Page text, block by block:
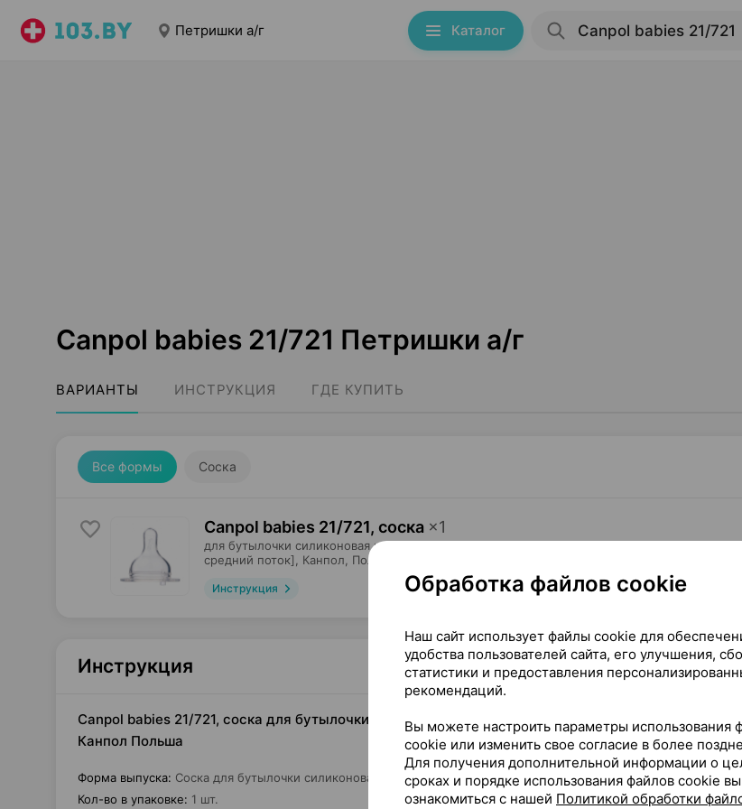
Петришки а/г Каталог
Canpol babies 21/721 Петришки а/г
ВАРИАНТЫ ИНСТРУКЦИЯ ГДЕ КУПИТЬ
Все формы Соска
Canpol babies 21/721, соска ×1
для бутылочки силиконовая круглая [для широкого горлышка;
средний поток],
Канпол , Польша
Инструкция
Где купить
Инструкция
Canpol babies 21/721, соска для бутылочки силиконовая круглая [для широкого горлышка;
Канпол Польша
Форма выпуска: Соска для бутылочки силиконовая круглая [для широкого горлышка; средний поток]
Кол-во в упаковке: 1 шт.
Обработка файлов cookie
Наш сайт использует файлы cookie для
удобства пользователей сайта, его улучшения,
статистики и предоставления
рекомендаций.
Вы можете настроить параметры использования
cookie или изменить свое согласие в более
Для получения дополнительной информации о
сроках и порядке использования файлов cookie
ознакомиться с нашей Политикой обработки